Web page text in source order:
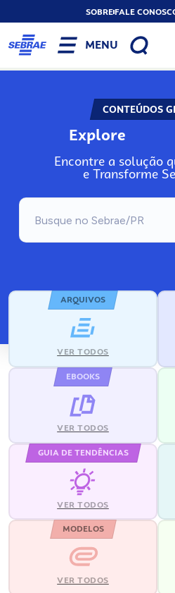
SOBREFALE
MENU
CONTEÚDOS
Explore
Encontre a solução
e Transforme
ARQUIVOS
VER TODOS
EBOOKS
VER TODOS
GUIA DE TENDÊNCIAS
VER TODOS
MODELOS
VER TODOS